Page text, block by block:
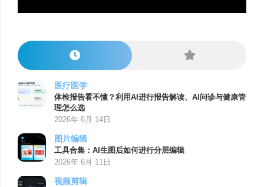
医疗医学
体检报告看不懂？利用AI进行报告解读、AI问诊与健康管
理怎么选
2026年 6月 14日
图片编辑
工具合集：AI生图后如何进行分层编辑
2026年 6月 11日
视频剪辑